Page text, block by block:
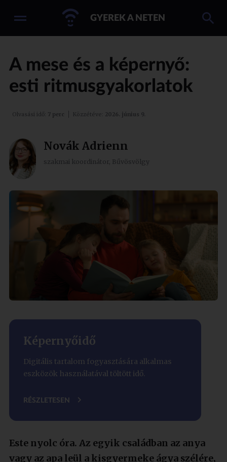
GYEREK A NETEN
A mese és a képernyő:
esti ritmusgyakorlatok
Novák Adrienn
szakmai koordinátor, Bűvösvölgy
Olvasási idő: 7 perc Közzétéve: 2026. június 9.
Képernyőidő
Digitális tartalom fogyasztására alkalmas
eszközök használatával töltött idő.
RÉSZLETESEN
Este nyolc óra. Az egyik családban az anya
vagy az apa leül a kisgyermeke ágya szélére,